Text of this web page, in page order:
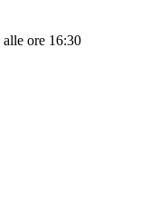
ore 16:30